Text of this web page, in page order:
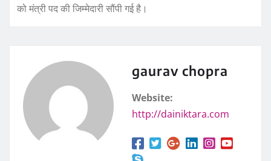
को मंत्री पद की जिम्मेदारी सौंपी गई है।
gaurav chopra
Website:
http://dainiktara.com